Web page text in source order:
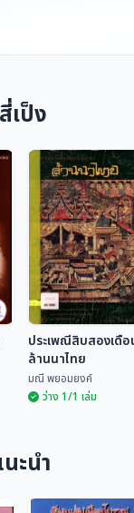
เป็ง
ล้านนาไทย
ประเพณีสิบสองเดือ
ล้านนาไทย
มณี พยอมยงค์
ว่าง 1/1 เล่ม
ะนำ